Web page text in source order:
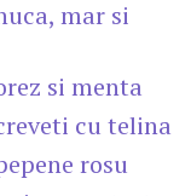
mar si
si menta
cu telina
rosu